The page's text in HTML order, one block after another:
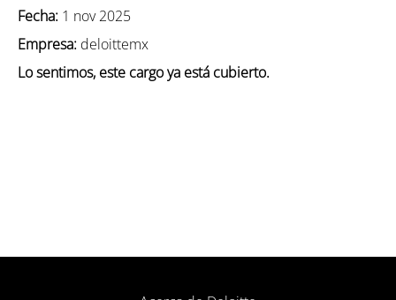
Fecha: 1 nov 2025
Empresa: deloittemx
Lo sentimos, este cargo ya está cubierto.